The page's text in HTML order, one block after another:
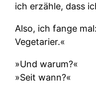
ich erzähle, dass
Also, ich fange
Vegetarier.«
»Und warum?«
»Seit wann?«